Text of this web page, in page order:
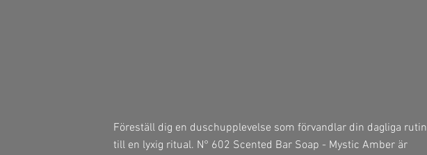
Föreställ dig en duschupplevelse som förvandlar din dagliga rutin
till en lyxig ritual. N° 602 Scented Bar Soap - Mystic Amber är